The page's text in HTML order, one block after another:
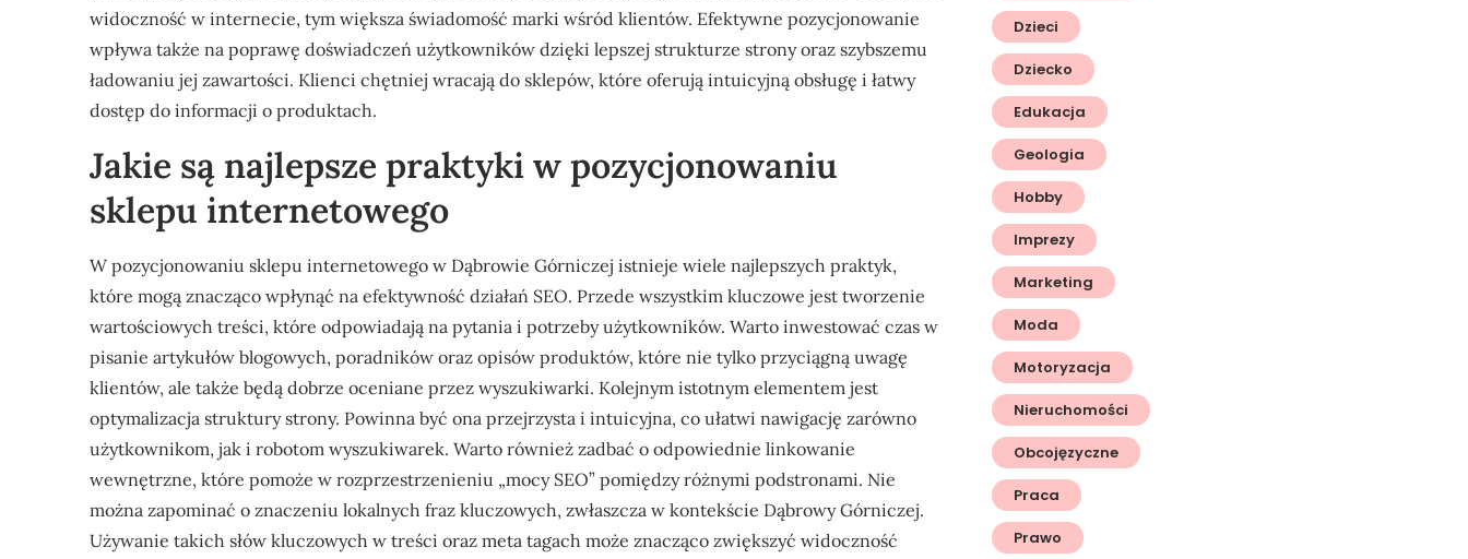
widoczność w internecie, tym większa świadomość marki wśród klientów. Efektywne pozycjonowanie
wpływa także na poprawę doświadczeń użytkowników dzięki lepszej strukturze strony oraz szybszemu
ładowaniu jej zawartości. Klienci chętniej wracają do sklepów, które oferują intuicyjną obsługę i łatwy
dostęp do informacji o produktach.
Jakie są najlepsze praktyki w pozycjonowaniu
sklepu internetowego
W pozycjonowaniu sklepu internetowego w Dąbrowie Górniczej istnieje wiele najlepszych praktyk,
które mogą znacząco wpłynąć na efektywność działań SEO. Przede wszystkim kluczowe jest tworzenie
wartościowych treści, które odpowiadają na pytania i potrzeby użytkowników. Warto inwestować czas w
pisanie artykułów blogowych, poradników oraz opisów produktów, które nie tylko przyciągną uwagę
klientów, ale także będą dobrze oceniane przez wyszukiwarki. Kolejnym istotnym elementem jest
optymalizacja struktury strony. Powinna być ona przejrzysta i intuicyjna, co ułatwi nawigację zarówno
użytkownikom, jak i robotom wyszukiwarek. Warto również zadbać o odpowiednie linkowanie
wewnętrzne, które pomoże w rozprzestrzenieniu „mocy SEO” pomiędzy różnymi podstronami. Nie
można zapominać o znaczeniu lokalnych fraz kluczowych, zwłaszcza w kontekście Dąbrowy Górniczej.
Używanie takich słów kluczowych w treści oraz meta tagach może znacząco zwiększyć widoczność
Dzieci
Dziecko
Edukacja
Geologia
Hobby
Imprezy
Marketing
Moda
Motoryzacja
Nieruchomości
Obcojęzyczne
Praca
Prawo